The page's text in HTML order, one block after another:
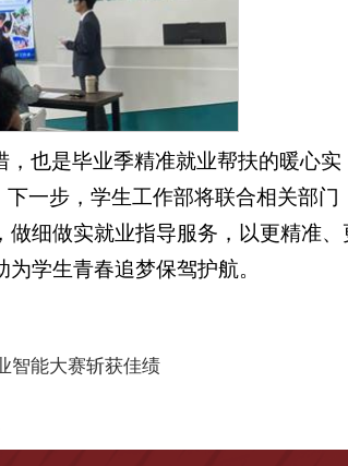
也是毕业季精准就业帮扶的暖心实
一步，学生工作部将联合相关部门
细做实就业指导服务，以更精准、
学生青春追梦保驾护航。
智能大赛斩获佳绩